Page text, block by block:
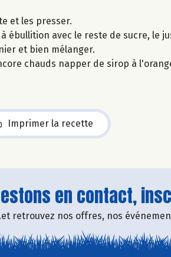
et les presser.
ébullition avec le reste de sucre, le
et bien mélanger.
chauds napper de sirop à
Imprimer la recette
en contact,
retrouvez nos offres, nos